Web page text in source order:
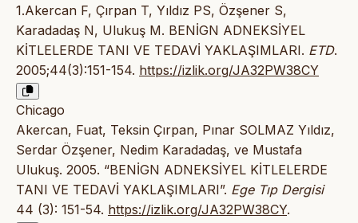
1.Akercan F, Çırpan T, Yıldız PS, Özşener S,
Karadadaş N, Ulukuş M. BENİGN ADNEKSİYEL
KİTLELERDE TANI VE TEDAVİ YAKLAŞIMLARI. ETD.
2005;44(3):151-154. https://izlik.org/JA32PW38CY
Chicago
Akercan, Fuat, Teksin Çırpan, Pınar SOLMAZ Yıldız,
Serdar Özşener, Nedim Karadadaş, ve Mustafa
Ulukuş. 2005. “BENİGN ADNEKSİYEL KİTLELERDE
TANI VE TEDAVİ YAKLAŞIMLARI”. Ege Tıp Dergisi
44 (3): 151-54. https://izlik.org/JA32PW38CY.